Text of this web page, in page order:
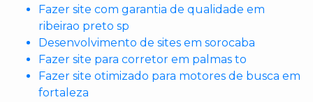
Fazer site com garantia de qualidade em
ribeirao preto sp
Desenvolvimento de sites em sorocaba
Fazer site para corretor em palmas to
Fazer site otimizado para motores de busca em
fortaleza